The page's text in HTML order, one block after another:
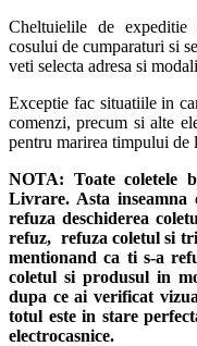
Cheltuielile de
cosului de cumparaturi si
veti selecta adresa si
Exceptie fac situatiile in
comenzi, precum si alte
pentru marirea timpului de
NOTA: Toate coletele
Livrare. Asta
refuza deschiderea
refuz, refuza coletul si
mentionand ca ti s-a
coletul si produsul in
dupa ce ai verificat
totul este in stare
electrocasnice.